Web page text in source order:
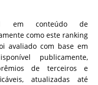
em conteúdo de
como este ranking
avaliado com base em
publicamente,
de terceiros e
atualizadas até